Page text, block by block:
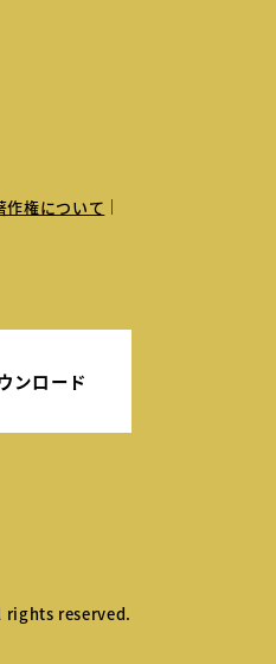
作権について
ンロード
rights reserved.